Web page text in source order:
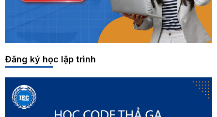
Đăng ký học lập trình